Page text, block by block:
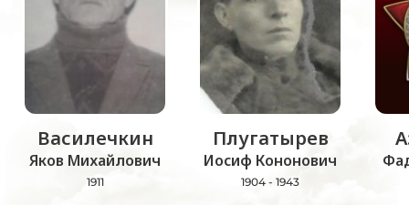
Василечкин
Яков Михайлович
1911
Плугатырев
Иосиф Кононович
1904 - 1943